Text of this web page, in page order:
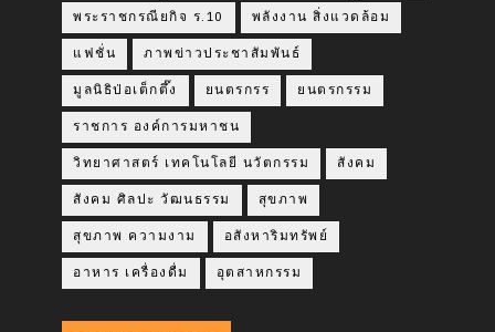
พระราชกรณียกิจ ร.10 พลังงาน สิ่งแวดล้อม
แฟชั่น ภาพข่าวประชาสัมพันธ์
มูลนิธิป่อเต็กตึ๊ง ยนตรกรร ยนตรกรรม
ราชการ องค์การมหาชน
วิทยาศาสตร์ เทคโนโลยี นวัตกรรม สังคม
สังคม ศิลปะ วัฒนธรรม สุขภาพ
สุขภาพ ความงาม อสังหาริมทรัพย์
อาหาร เครื่องดื่ม อุตสาหกรรม